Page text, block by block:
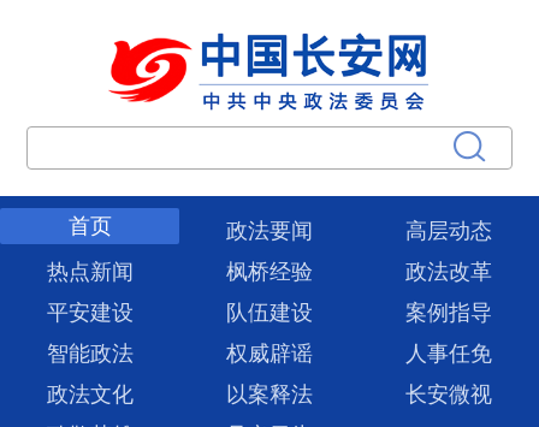
首页 政法要闻
高层动态
热点新闻
枫桥经验
政法改革
平安建设
队伍建设
案例指导
智能政法
权威辟谣
人事任免
政法文化
以案释法
长安微视